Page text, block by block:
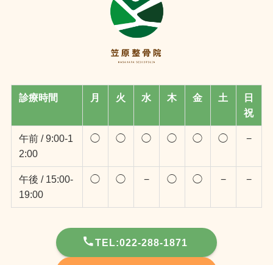
診療時間 月 火 水 木 金 土
日
祝
午前 / 9:00-1
2:00
◯ ◯ ◯ ◯ ◯ ◯ −
午後 / 15:00-
19:00
◯ ◯ − ◯ ◯ − −
TEL:022-288-1871